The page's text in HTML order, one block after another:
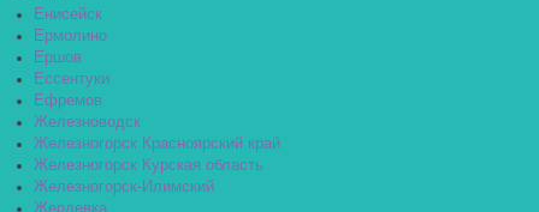
Енисейск
Ермолино
Ершов
Ессентуки
Ефремов
Железноводск
Железногорск Красноярский край
Железногорск Курская область
Железногорск-Илимский
Жердевка